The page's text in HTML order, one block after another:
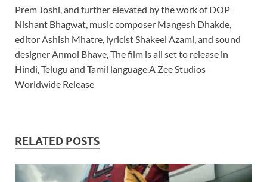
Prem Joshi, and further elevated by the work of DOP
Nishant Bhagwat, music composer Mangesh Dhakde,
editor Ashish Mhatre, lyricist Shakeel Azami, and sound
designer Anmol Bhave, The film is all set to release in
Hindi, Telugu and Tamil language.A Zee Studios
Worldwide Release
RELATED POSTS